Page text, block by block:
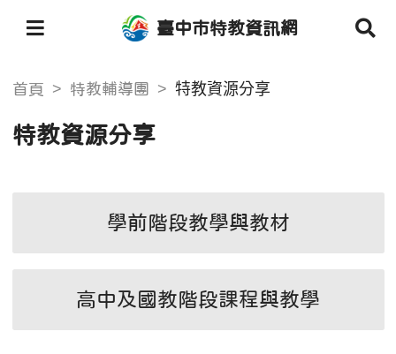
臺中市特教資訊網
首頁 特教輔導團 特教資源分享
特教資源分享
學前階段教學與教材
高中及國教階段課程與教學